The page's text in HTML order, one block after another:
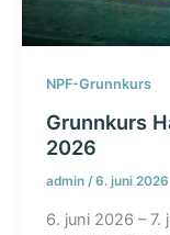
NPF-Grunnkurs
Grunnkurs
2026
admin /6. juni 2026
6. juni 2026 – 7.